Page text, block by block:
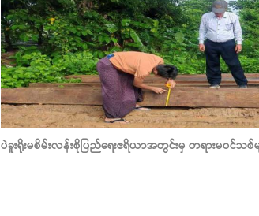
ပဲခူးရိုးမစိမ်းလန်းစိုပြည်ရေးဧရိယာအတွင်းမှ တရားမဝင်သစ်မ